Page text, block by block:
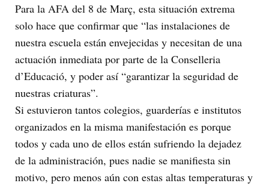
Para la AFA del 8 de Març, esta situación extrema
solo hace que confirmar que “las instalaciones de
nuestra escuela están envejecidas y necesitan de una
actuación inmediata por parte de la Conselleria
d’Educació, y poder así “garantizar la seguridad de
nuestras criaturas”.
Si estuvieron tantos colegios, guarderías e institutos
organizados en la misma manifestación es porque
todos y cada uno de ellos están sufriendo la dejadez
de la administración, pues nadie se manifiesta sin
motivo, pero menos aún con estas altas temperaturas y